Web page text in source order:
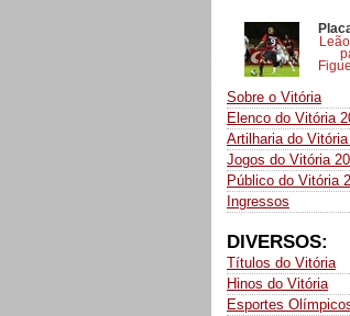
Sobre o Vitória
Elenco do Vitória
Artilharia do
Jogos do Vitória
Público do Vitória
Ingressos
DIVERSOS:
Títulos do Vitória
Hinos do Vitória
Esportes